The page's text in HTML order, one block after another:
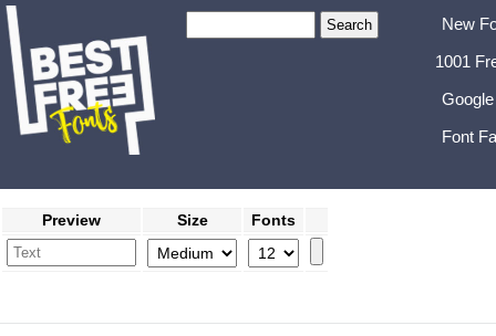
New
1001
Font
Preview Size Fonts